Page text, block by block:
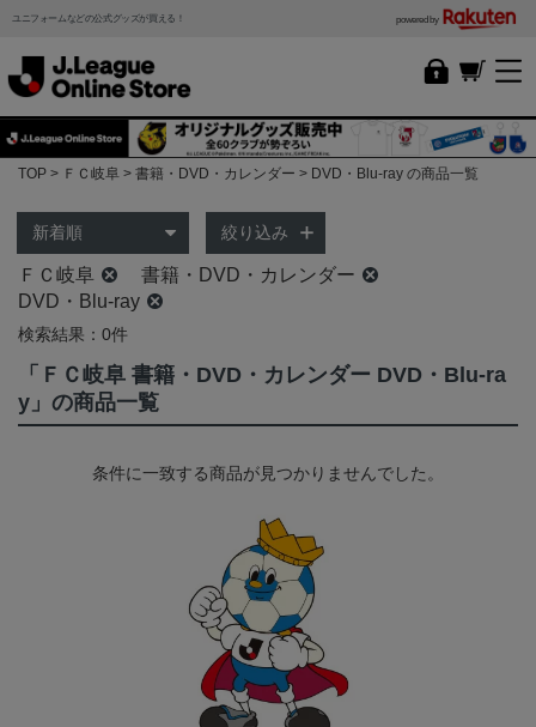
ユニフォームなどの公式グッズが買える！ powered by
TOP ＦＣ岐阜 書籍・DVD・カレンダー DVD・Blu-ray の商品一覧
絞り込み
ＦＣ岐阜
書籍・DVD・カレンダー
DVD・Blu-ray
検索結果：0件
「ＦＣ岐阜 書籍・DVD・カレンダー DVD・Blu-ra
y」の商品一覧
条件に一致する商品が見つかりませんでした。